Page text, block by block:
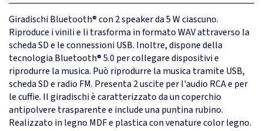
Giradischi Bluetooth® con 2 speaker da 5 W ciascuno.
Riproduce i vinili e li trasforma in formato WAV attraverso la
scheda SD e le connessioni USB. Inoltre, dispone della
tecnologia Bluetooth® 5.0 per collegare dispositivi e
riprodurre la musica. Può riprodurre la musica tramite USB,
scheda SD e radio FM. Presenta 2 uscite per l'audio RCA e per
le cuffie. Il giradischi è caratterizzato da un coperchio
antipolvere trasparente e include una puntina rubino.
Realizzato in legno MDF e plastica con venature color legno.